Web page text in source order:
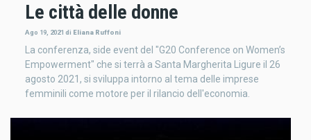
Le città delle donne
Ago 19, 2021 di Eliana Ruffoni
La conferenza, side event del "G20 Conference on Women’s
Empowerment" che si terrà a Santa Margherita Ligure il 26
agosto 2021, si sviluppa intorno al tema delle imprese
femminili come motore per il rilancio dell'economia.